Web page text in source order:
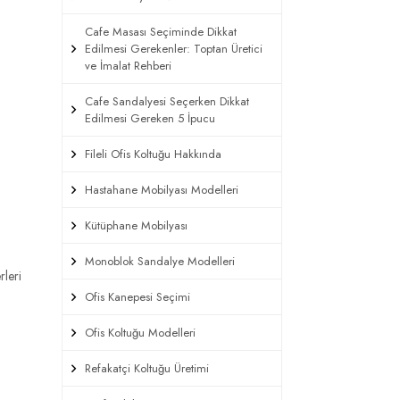
Cafe Masası Seçiminde Dikkat
Edilmesi Gerekenler: Toptan Üretici
ve İmalat Rehberi
Cafe Sandalyesi Seçerken Dikkat
Edilmesi Gereken 5 İpucu
Fileli Ofis Koltuğu Hakkında
Hastahane Mobilyası Modelleri
Kütüphane Mobilyası
Monoblok Sandalye Modelleri
Ofis Kanepesi Seçimi
Ofis Koltuğu Modelleri
Refakatçi Koltuğu Üretimi